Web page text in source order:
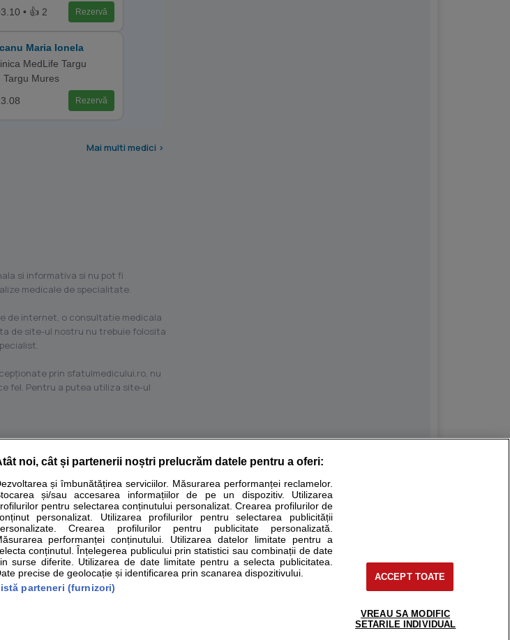
• 👍 2
Rezervă
Maria Ionela
MedLife Targu
Targu Mures
Rezervă
Mai multi medici >
si informativa si nu pot fi
medicale de specialitate.
de internet, o consultatie medicala
de site-ul nostru nu trebuie folosita
prin sfatulmedicului.ro, nu
fel. Pentru a putea utiliza site-ul
pe sfatulmedicului.ro au scop informativ si educational. Ele nu pot substitui consultul medical direct si
langa informatia primita pe sfatulmedicului.ro sa consultati fie medicul Dvs., fie unul dintre medicii pe care
-
a
Parteneri
Inscriere clinica
Pentru pacient
support@sfatulmedicului.ro
0374 109 268
noi, cât și partenerii noștri prelucrăm datele pentru a oferi:
și îmbunătățirea serviciilor. Măsurarea performanței reclamelor.
și/sau accesarea informațiilor de pe un dispozitiv. Utilizarea
pentru selectarea conținutului personalizat. Crearea profilurilor de
personalizat. Utilizarea profilurilor pentru selectarea publicității
Crearea profilurilor pentru publicitate personalizată.
performanței conținutului. Utilizarea datelor limitate pentru a
conținutul. Înțelegerea publicului prin statistici sau combinații de date
surse diferite. Utilizarea de date limitate pentru a selecta publicitatea.
precise de geolocație și identificarea prin scanarea dispozitivului.
parteneri (furnizori)
ACCEPT TOATE
VREAU SA MODIFIC
SETARILE INDIVIDUAL